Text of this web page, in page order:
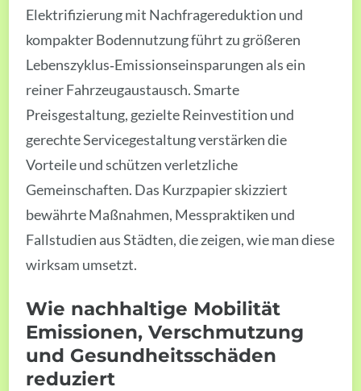
Elektrifizierung mit Nachfrage­reduktion und
kompakter Bodennutzung führt zu größeren
Lebenszyklus‑Emissions­einsparungen als ein
reiner Fahrzeug­austausch. Smarte
Preisgestaltung, gezielte Reinvestition und
gerechte Servicegestaltung verstärken die
Vorteile und schützen verletzliche
Gemeinschaften. Das Kurzpapier skizziert
bewährte Maßnahmen, Messpraktiken und
Fallstudien aus Städten, die zeigen, wie man diese
wirksam umsetzt.
Wie nachhaltige Mobilität
Emissionen, Verschmutzung
und Gesundheitsschäden
reduziert